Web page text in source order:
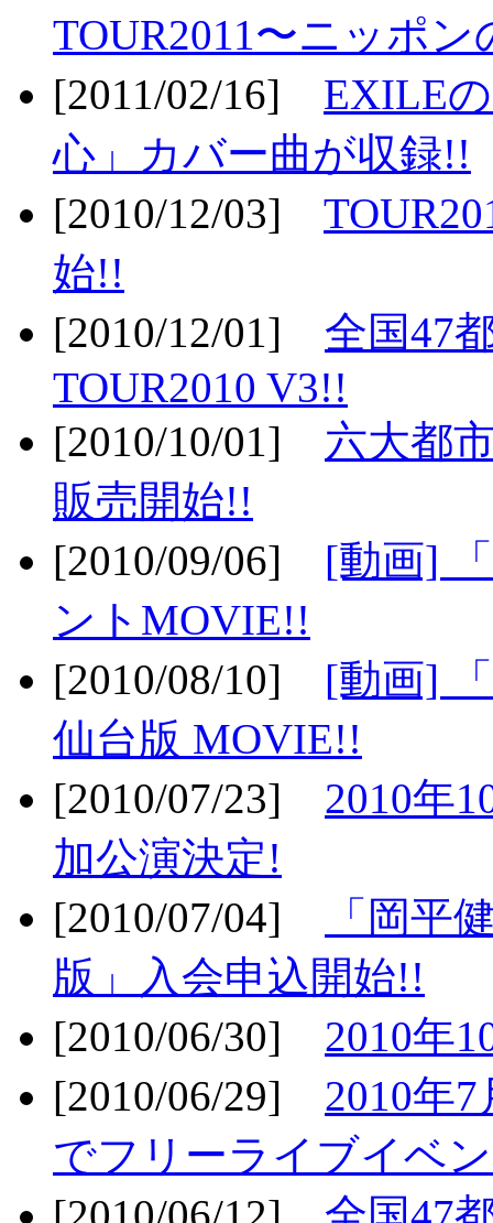
TOUR2011〜ニッポ
[2011/02/16] EXILE
心」カバー曲が収録!!
[2010/12/03]
始!!
[2010/12/01] 全国47
TOUR2010 V3!!
[2010/10/01] 六大都
販売開始!!
[2010/09/06] [動画]
ントMOVIE!!
[2010/08/10] [動画]
仙台版 MOVIE!!
[2010/07/23] 2010年
加公演決定!
[2010/07/04]
「岡平
版」入会申込開始!!
[2010/06/30] 2010年
[2010/06/29] 2010年
でフリーライブイベ